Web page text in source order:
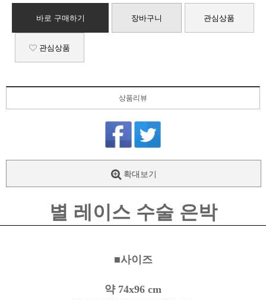
바로 구매하기 장바구니 관심상품
관심상품
상품리뷰
확대보기
별 레이스 수술 은박
■사이즈
약 74x96 cm